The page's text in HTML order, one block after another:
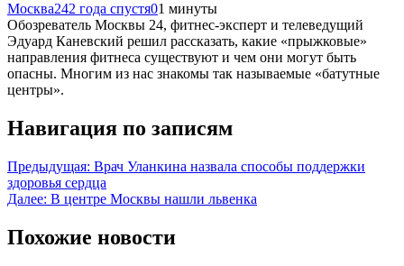
Москва242 года спустя01 минуты
Обозреватель Москвы 24, фитнес-эксперт и телеведущий
Эдуард Каневский решил рассказать, какие «прыжковые»
направления фитнеса существуют и чем они могут быть
опасны. Многим из нас знакомы так называемые «батутные
центры».
Навигация по записям
Предыдущая: Врач Уланкина назвала способы поддержки
здоровья сердца
Далее: В центре Москвы нашли львенка
Похожие новости